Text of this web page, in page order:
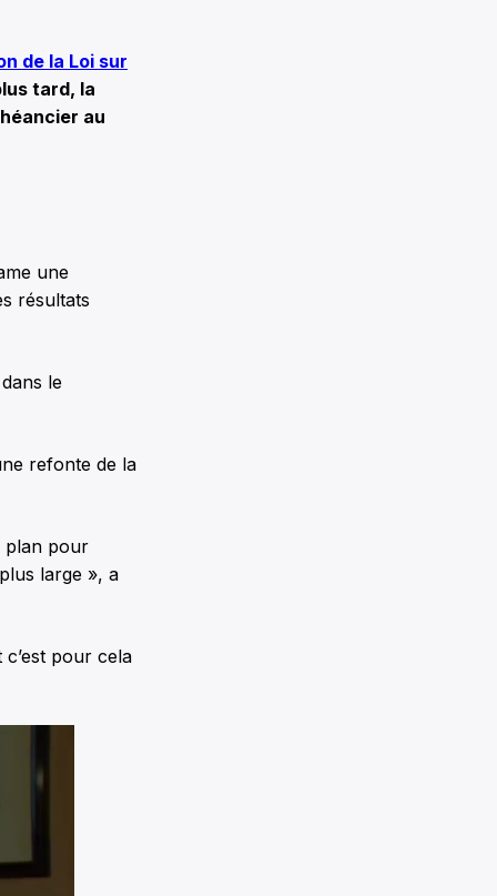
de la Loi sur
tard, la
au
une
résultats
le
refonte de la
plan pour
large », a
pour cela